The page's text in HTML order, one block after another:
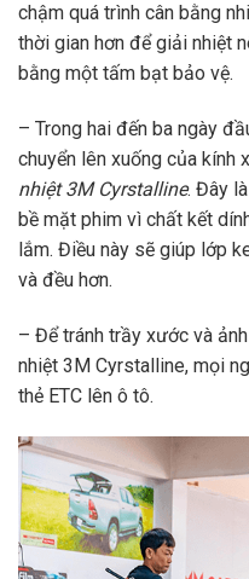
chậm quá trình cân bằng
thời gian hơn để giải nhiệt
bằng một tấm bạt bảo vệ.
– Trong hai đến ba ngày
chuyển lên xuống của kính
nhiệt 3M Cyrstalline. Đây
bề mặt phim vì chất kết
lắm. Điều này sẽ giúp lớp
và đều hơn.
– Để tránh trầy xước và
nhiệt 3M Cyrstalline, mọi
thẻ ETC lên ô tô.